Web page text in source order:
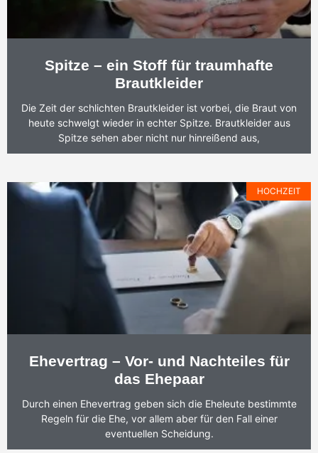
Spitze – ein Stoff für traumhafte
Brautkleider
Die Zeit der schlichten Brautkleider ist vorbei, die Braut von
heute schwelgt wieder in echter Spitze. Brautkleider aus
Spitze sehen aber nicht nur hinreißend aus,
HOCHZEIT
Ehevertrag – Vor- und Nachteiles für
das Ehepaar
Durch einen Ehevertrag geben sich die Eheleute bestimmte
Regeln für die Ehe, vor allem aber für den Fall einer
eventuellen Scheidung.